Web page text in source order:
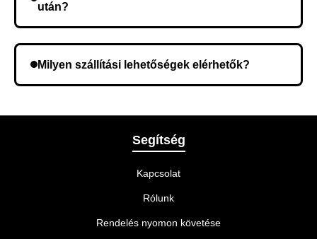
után?
meg a rendelést.
Milyen szállítási lehetőségek elérhetők?
legmegfelelőbb szállítási módot.
Segítség
Kapcsolat
Rólunk
Rendelés nyomon követése